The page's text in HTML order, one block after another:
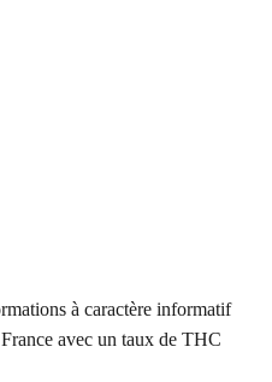
à caractère informatif
avec un taux de THC